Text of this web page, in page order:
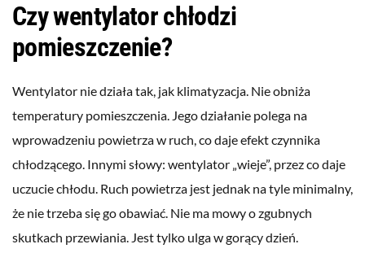
Czy wentylator chłodzi
pomieszczenie?
Wentylator nie działa tak, jak klimatyzacja. Nie obniża
temperatury pomieszczenia. Jego działanie polega na
wprowadzeniu powietrza w ruch, co daje efekt czynnika
chłodzącego. Innymi słowy: wentylator „wieje”, przez co daje
uczucie chłodu. Ruch powietrza jest jednak na tyle minimalny,
że nie trzeba się go obawiać. Nie ma mowy o zgubnych
skutkach przewiania. Jest tylko ulga w gorący dzień.